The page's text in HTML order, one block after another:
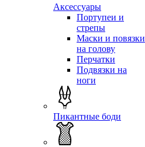
Аксессуары
Портупеи и
стрепы
Маски и повязки
на голову
Перчатки
Подвязки на
ноги
Пикантные боди